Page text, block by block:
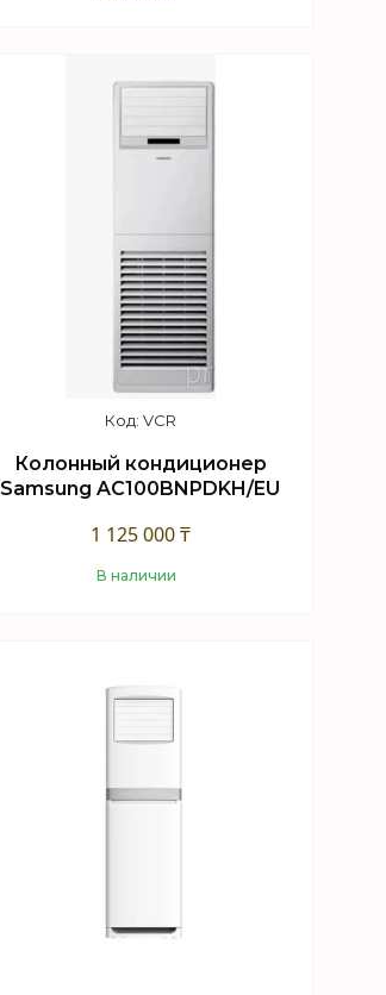
VCR
Колонный кондиционер
Samsung AC100BNPDKH/EU
1 125 000 ₸
В наличии